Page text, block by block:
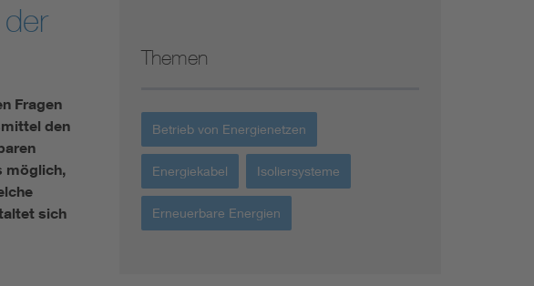
Fragen
den
möglich,
sich
Themen
Betrieb von Energienetzen
Energiekabel Isoliersysteme
Erneuerbare Energien